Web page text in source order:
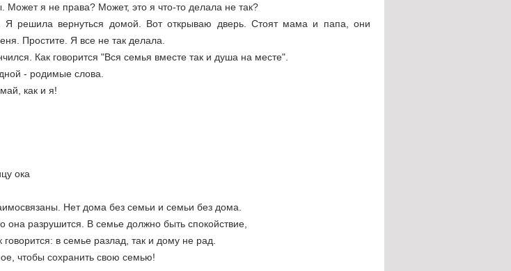
Может я не права? Может, это я что-то делала не так?
Я решила вернуться домой. Вот открываю дверь. Стоят мама и папа, они
Простите. Я все не так делала.
Как говорится "Вся семья вместе так и душа на месте".
- родимые слова.
как и я!
ока
Нет дома без семьи и семьи без дома.
она разрушится. В семье должно быть спокойствие,
в семье разлад, так и дому не рад.
чтобы сохранить свою семью!